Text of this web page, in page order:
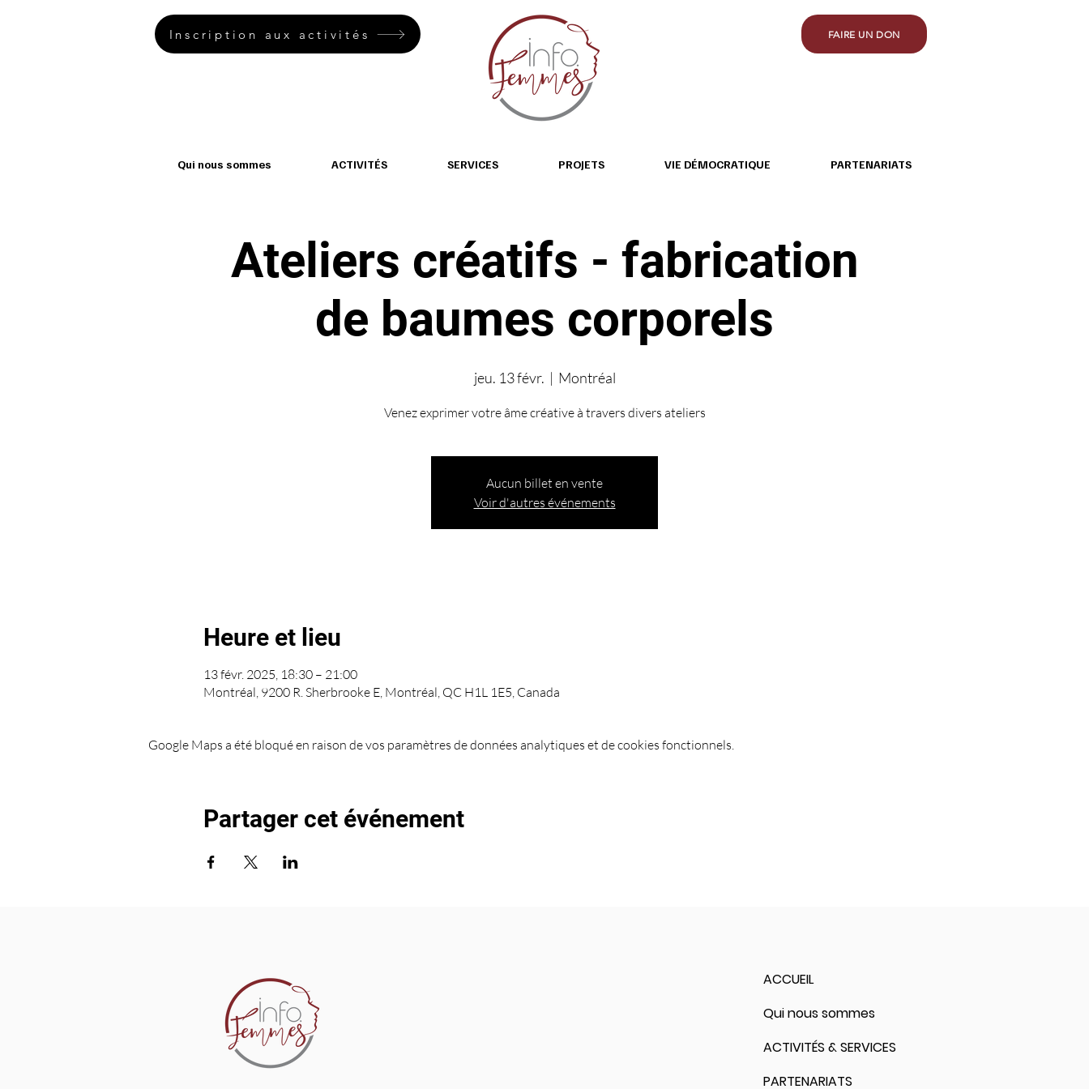
Inscription aux activités FAIRE UN DON
Qui nous sommes ACTIVITÉS SERVICES PROJETS VIE DÉMOCRATIQUE PARTENARIATS
Ateliers créatifs - fabrication
de baumes corporels
jeu. 13 févr.
  |
Montréal
Venez exprimer votre âme créative à travers divers ateliers
Aucun billet en vente
Voir d'autres événements
Heure et lieu
13 févr. 2025, 18:30 – 21:00
Montréal, 9200 R. Sherbrooke E, Montréal, QC H1L 1E5, Canada
Google Maps a été bloqué en raison de vos paramètres de données analytiques et de cookies fonctionnels.
Partager cet événement
ACCUEIL
Qui nous sommes
ACTIVITÉS & SERVICES
PARTENARIATS